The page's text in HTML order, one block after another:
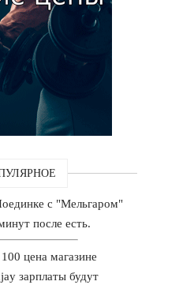
с "Мельгаром"
после есть.
цена магазине
зарплаты будут